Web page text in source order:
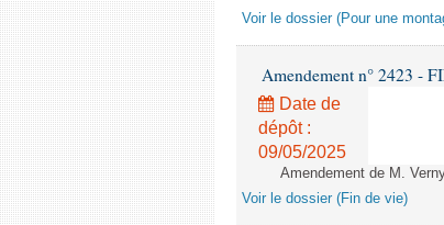
Voir le dossier (Pour une
Amendement n° 2423 -
Date de
dépôt :
09/05/2025
Amendement de M.
Voir le dossier (Fin de vie)